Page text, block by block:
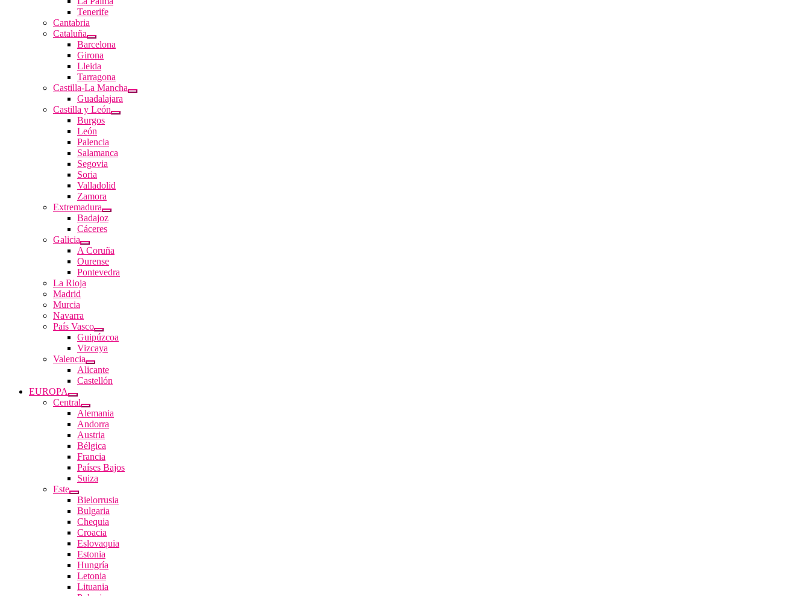
Tenerife
Cantabria
Cataluña
Barcelona
Girona
Lleida
Tarragona
Castilla-La Mancha
Guadalajara
Castilla y León
Burgos
León
Palencia
Salamanca
Segovia
Soria
Valladolid
Zamora
Extremadura
Badajoz
Cáceres
Galicia
A Coruña
Ourense
Pontevedra
La Rioja
Madrid
Murcia
Navarra
País Vasco
Guipúzcoa
Vizcaya
Valencia
Alicante
Castellón
EUROPA
Central
Alemania
Andorra
Austria
Bélgica
Francia
Países Bajos
Suiza
Este
Bielorrusia
Bulgaria
Chequia
Croacia
Eslovaquia
Estonia
Hungría
Letonia
Lituania